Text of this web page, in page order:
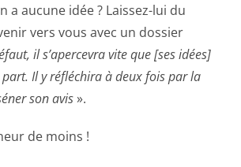
a aucune idée ? Laissez-lui du
vers vous avec un dossier
il s’apercevra vite que [ses idées]
Il y réfléchira à deux fois par la
son avis».
de moins !